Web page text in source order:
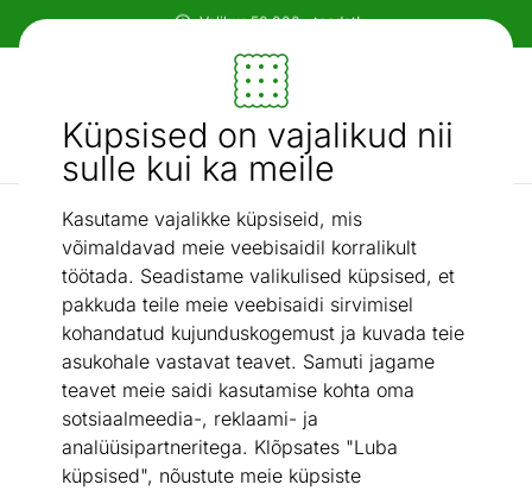
Küpsised on vajalikud nii
sulle kui ka meile
Kasutame vajalikke küpsiseid, mis
võimaldavad meie veebisaidil korralikult
töötada. Seadistame valikulised küpsised, et
pakkuda teile meie veebisaidi sirvimisel
kohandatud kujunduskogemust ja kuvada teie
asukohale vastavat teavet. Samuti jagame
teavet meie saidi kasutamise kohta oma
sotsiaalmeedia-, reklaami- ja
analüüsipartneritega. Klõpsates "Luba
küpsised", nõustute meie küpsiste
Paindlikud ja mugavad makseviisid!
Mööbel ja sisustus - ON24
Otsi...
AI otsing
Tassid ja kruusid / Keraamilised kruusid Black Jeans 6 tk